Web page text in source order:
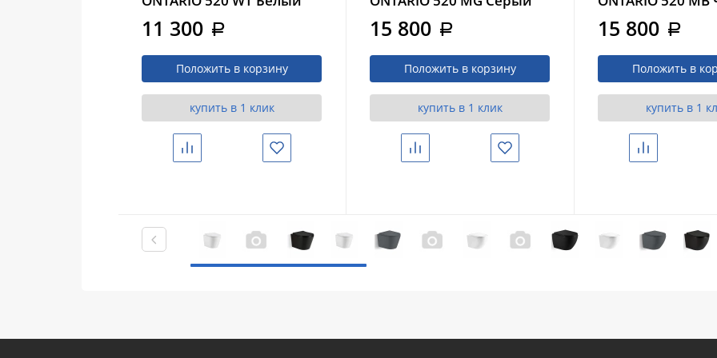
глянец (10000013708)
11 300 a
Положить в корзину
купить в 1 клик
Сравнить Избранное
матовый (10000013710)
15 800 a
Положить в корзину
купить в 1 клик
Сравнить Избранное
матовый
15 800 a
Положить в
купить в 1
Сравнить